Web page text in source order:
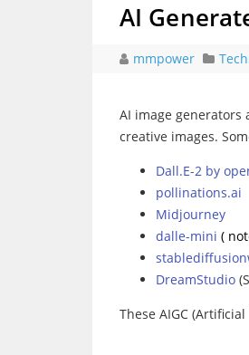
AI
mmpower
AI image
creative images.
Dall.E-2 by
pollinations.ai
Midjourney
dalle-mini (
DreamStudio
These AIGC